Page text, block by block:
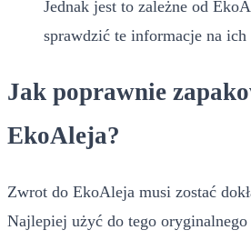
Jednak jest to zależne od
sprawdzić te informacje na ich
Jak poprawnie
EkoAleja?
Zwrot do EkoAleja musi zostać
Najlepiej użyć do tego